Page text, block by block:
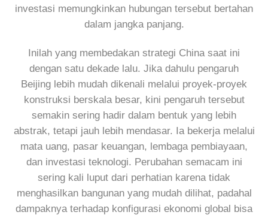
investasi memungkinkan hubungan tersebut bertahan
dalam jangka panjang.
Inilah yang membedakan strategi China saat ini
dengan satu dekade lalu. Jika dahulu pengaruh
Beijing lebih mudah dikenali melalui proyek-proyek
konstruksi berskala besar, kini pengaruh tersebut
semakin sering hadir dalam bentuk yang lebih
abstrak, tetapi jauh lebih mendasar. Ia bekerja melalui
mata uang, pasar keuangan, lembaga pembiayaan,
dan investasi teknologi. Perubahan semacam ini
sering kali luput dari perhatian karena tidak
menghasilkan bangunan yang mudah dilihat, padahal
dampaknya terhadap konfigurasi ekonomi global bisa